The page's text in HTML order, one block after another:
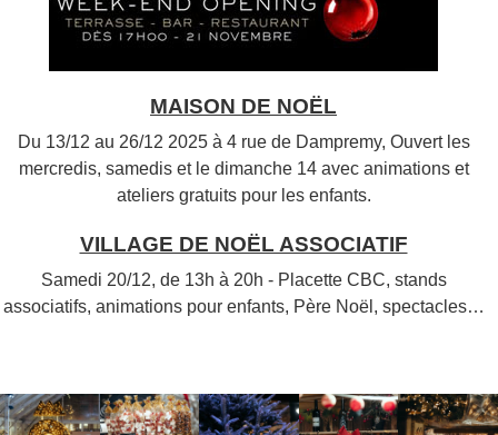
MAISON DE NOËL
Du 13/12 au 26/12 2025 à 4 rue de Dampremy, Ouvert les
mercredis, samedis et le dimanche 14 avec animations et
ateliers gratuits pour les enfants.
VILLAGE DE NOËL ASSOCIATIF
Samedi 20/12, de 13h à 20h - Placette CBC, stands
associatifs, animations pour enfants, Père Noël, spectacles…